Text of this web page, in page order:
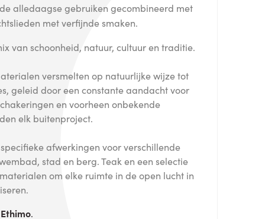
alledaagse gebruiken gecombineerd met
met verfijnde smaken.
van schoonheid, natuur, cultuur en traditie.
versmelten op natuurlijke wijze tot
geleid door een constante aandacht voor
en voorheen onbekende
elk buitenproject.
afwerkingen voor verschillende
stad en berg. Teak en een selectie
om elke ruimte in de open lucht in
Ethimo.